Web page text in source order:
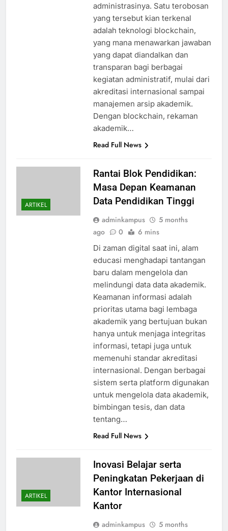
administrasinya. Satu terobosan
yang tersebut kian terkenal
adalah teknologi blockchain,
yang mana menawarkan jawaban
yang dapat diandalkan dan
transparan bagi berbagai
kegiatan administratif, mulai dari
akreditasi internasional sampai
manajemen arsip akademik.
Dengan blockchain, rekaman
akademik…
Read Full News
ARTIKEL
Rantai Blok Pendidikan:
Masa Depan Keamanan
Data Pendidikan Tinggi
adminkampus
5 months
ago
0 6 mins
Di zaman digital saat ini, alam
educasi menghadapi tantangan
baru dalam mengelola dan
melindungi data data akademik.
Keamanan informasi adalah
prioritas utama bagi lembaga
akademik yang bertujuan bukan
hanya untuk menjaga integritas
informasi, tetapi juga untuk
memenuhi standar akreditasi
internasional. Dengan berbagai
sistem serta platform digunakan
untuk mengelola data akademik,
bimbingan tesis, dan data
tentang…
Read Full News
ARTIKEL
Inovasi Belajar serta
Peningkatan Pekerjaan di
Kantor Internasional
Kantor
adminkampus
5 months